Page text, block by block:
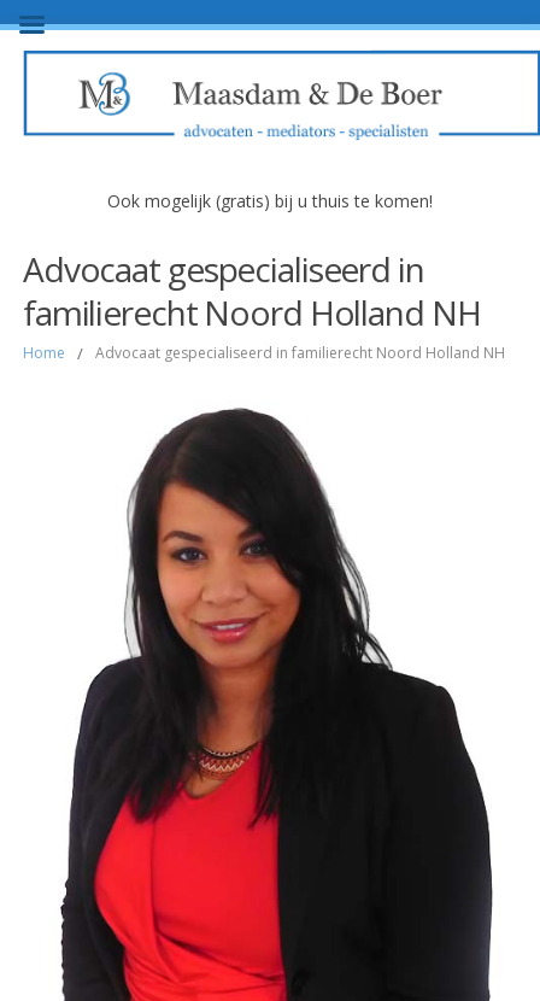
Ook mogelijk (gratis) bij u thuis te komen!
Advocaat gespecialiseerd in
familierecht Noord Holland NH
Home / Advocaat gespecialiseerd in familierecht Noord Holland NH